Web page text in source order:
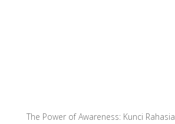
The Power of Awareness: Kunci Rahasia